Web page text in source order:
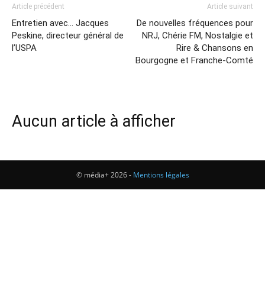
Article précédent
Entretien avec… Jacques
Peskine, directeur général de
l’USPA
Article suivant
De nouvelles fréquences pour
NRJ, Chérie FM, Nostalgie et
Rire & Chansons en
Bourgogne et Franche-Comté
Aucun article à afficher
© média+ 2026 - Mentions légales